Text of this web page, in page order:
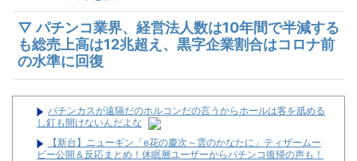
▽ パチンコ業界、経営法人数は10年間で半減する
も総売上高は12兆超え、黒字企業割合はコロナ前
の水準に回復
パチンカスが遠隔だのホルコンだの言うからホールは客を舐める
し釘も開けないんだよな
【新台】ニューギン「e花の慶次～雲のかなたに」ティザームー
ビー公開＆反応まとめ！休眠層ユーザーからパチンコ復帰の声も！